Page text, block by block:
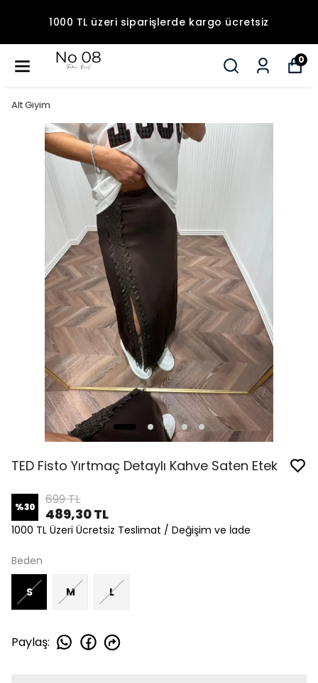
1000 TL üzeri siparişlerde kargo ücretsiz
0
Alt Giyim
TED Fisto Yırtmaç Detaylı Kahve Saten Etek
%30 699 TL
489,30 TL
1000 TL Üzeri Ücretsiz Teslimat / Değişim ve İade
Beden
S M L
Paylaş: